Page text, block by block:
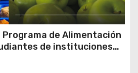
de Alimentación
de instituciones